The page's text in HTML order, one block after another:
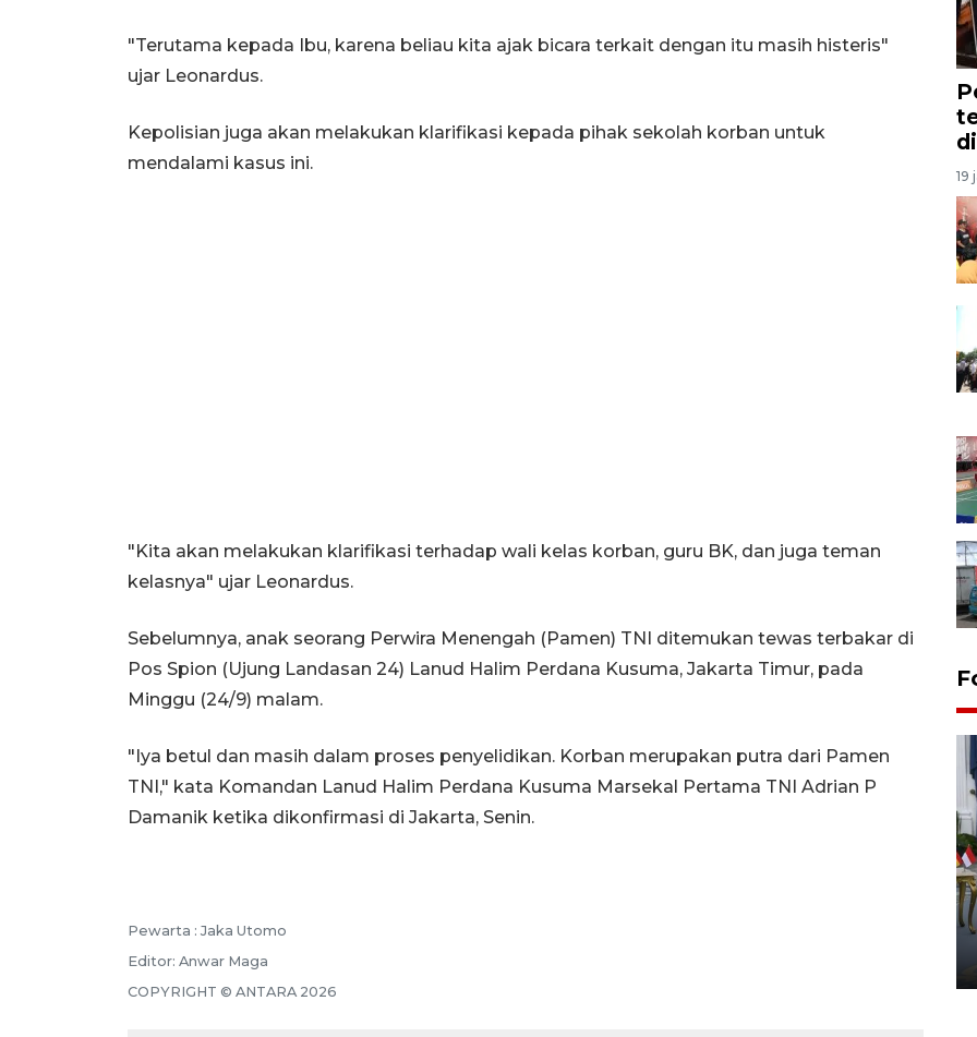
"Terutama kepada Ibu, karena beliau kita ajak bicara terkait dengan itu masih histeris"
ujar Leonardus.
Kepolisian juga akan melakukan klarifikasi kepada pihak sekolah korban untuk
mendalami kasus ini.
"Kita akan melakukan klarifikasi terhadap wali kelas korban, guru BK, dan juga teman
kelasnya" ujar Leonardus.
Sebelumnya, anak seorang Perwira Menengah (Pamen) TNI ditemukan tewas terbakar di
Pos Spion (Ujung Landasan 24) Lanud Halim Perdana Kusuma, Jakarta Timur, pada
Minggu (24/9) malam.
"Iya betul dan masih dalam proses penyelidikan. Korban merupakan putra dari Pamen
TNI," kata Komandan Lanud Halim Perdana Kusuma Marsekal Pertama TNI Adrian P
Damanik ketika dikonfirmasi di Jakarta, Senin.
Pewarta : Jaka Utomo
Editor: Anwar Maga
COPYRIGHT © ANTARA 2026
19